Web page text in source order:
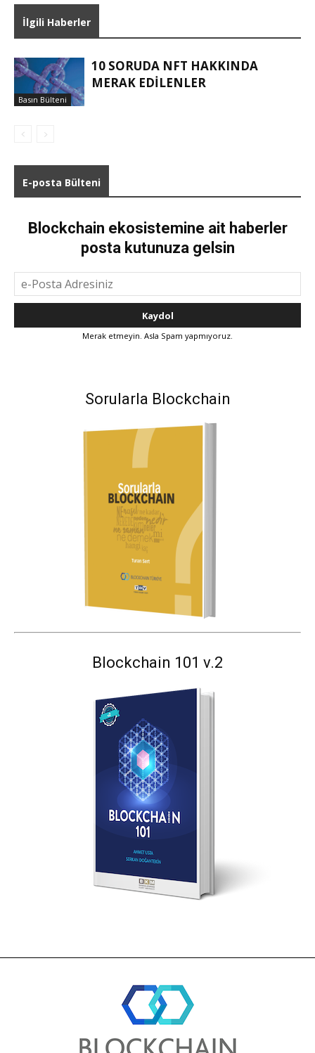
İlgili Haberler
Basın Bülteni
10 SORUDA NFT HAKKINDA
MERAK EDILENLER
E-posta Bülteni
Blockchain ekosistemine ait haberler
posta kutunuza gelsin
Merak etmeyin. Asla Spam yapmıyoruz.
Sorularla Blockchain
Blockchain 101 v.2